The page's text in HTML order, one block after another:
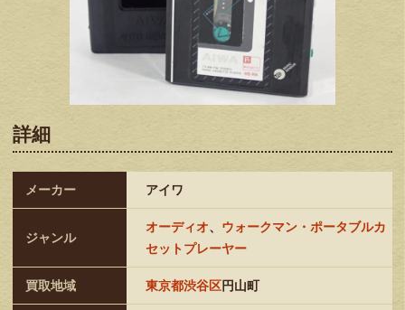
詳細
メーカー アイワ
ジャンル
オーディオ、 ウォークマン・ポータブルカ
セットプレーヤー
買取地域 東京都渋谷区円山町